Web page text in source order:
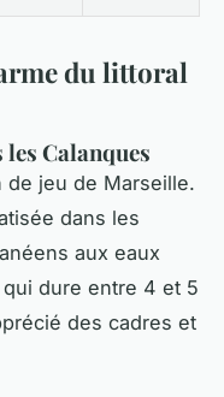
du littoral
Calanques
de jeu de Marseille.
dans les
aux eaux
qui dure entre 4 et 5
des cadres et